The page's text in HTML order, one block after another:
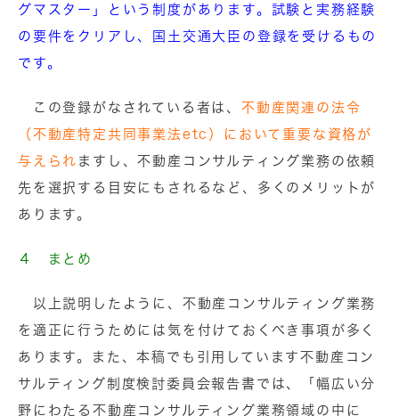
グマスター」という制度があります。試験と実務経験
の要件をクリアし、国土交通大臣の登録を受けるもの
です。
この登録がなされている者は、 不動産関連の法令
（不動産特定共同事業法etc）において重要な資格が
与えられ ますし、不動産コンサルティング業務の依頼
先を選択する目安にもされるなど、多くのメリットが
あります。
４ まとめ
以上説明したように、不動産コンサルティング業務
を適正に行うためには気を付けておくべき事項が多く
あります。また、本稿でも引用しています不動産コン
サルティング制度検討委員会報告書では、「幅広い分
野にわたる不動産コンサルティング業務領域の中に